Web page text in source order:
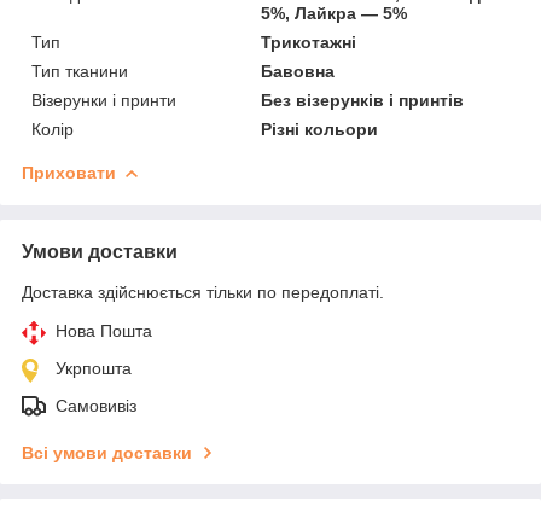
5%, Лайкра — 5%
Тип
Трикотажні
Тип тканини
Бавовна
Візерунки і принти
Без візерунків і принтів
Колір
Різні кольори
Приховати
Умови доставки
Доставка здійснюється тільки по передоплаті.
Нова Пошта
Укрпошта
Самовивіз
Всі умови доставки